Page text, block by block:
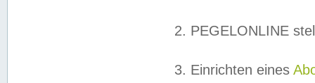
2. PEGELONLINE
3. Einrichten eines